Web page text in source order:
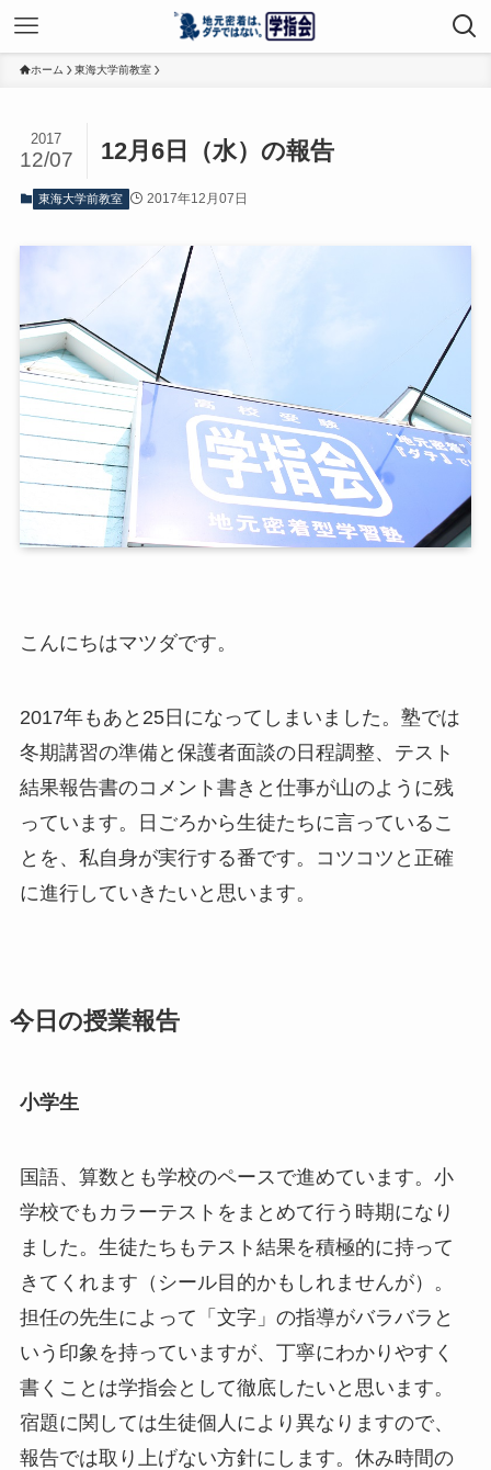
ホーム 東海大学前教室
12月6日（水）の報告
2017
12/07
東海大学前教室 2017年12月07日
こんにちはマツダです。
2017年もあと25日になってしまいました。塾では
冬期講習の準備と保護者面談の日程調整、テスト
結果報告書のコメント書きと仕事が山のように残
っています。日ごろから生徒たちに言っているこ
とを、私自身が実行する番です。コツコツと正確
に進行していきたいと思います。
今日の授業報告
小学生
国語、算数とも学校のペースで進めています。小
学校でもカラーテストをまとめて行う時期になり
ました。生徒たちもテスト結果を積極的に持って
きてくれます（シール目的かもしれませんが）。
担任の先生によって「文字」の指導がバラバラと
いう印象を持っていますが、丁寧にわかりやすく
書くことは学指会として徹底したいと思います。
宿題に関しては生徒個人により異なりますので、
報告では取り上げない方針にします。休み時間の